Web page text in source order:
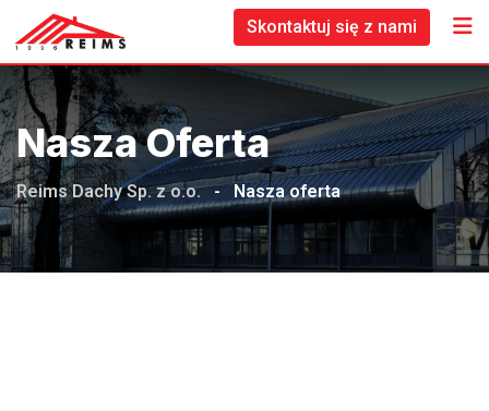
Skontaktuj się z nami
Nasza Oferta
Reims Dachy Sp. z o.o. - Nasza oferta